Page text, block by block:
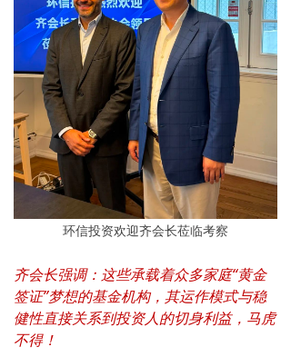
环信投资欢迎齐会长莅临考察
齐会长强调：这些承载着众多家庭“黄金
签证”梦想的基金机构，其运作模式与稳
健性直接关系到投资人的切身利益，马虎
不得！